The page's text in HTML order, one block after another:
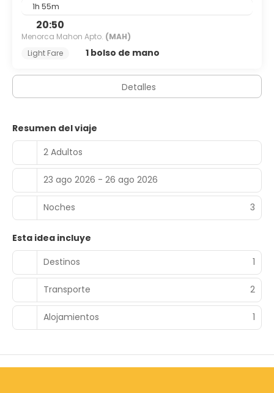
Se ofrece un desayuno bufé todos los días de 07:30 a
10:30 con un coste adicional.
Tendrás tintorería, un servicio de recepción las 24 horas y
consigna de equipaje a tu disposición.
1h 55m
20:50
Menorca Mahon Apto. (MAH)
Light Fare
1 bolso de mano
Detalles
Resumen del viaje
2 Adultos
23 ago 2026 - 26 ago 2026
Noches 3
Esta idea incluye
Destinos
1
Transporte 2
Alojamientos 1